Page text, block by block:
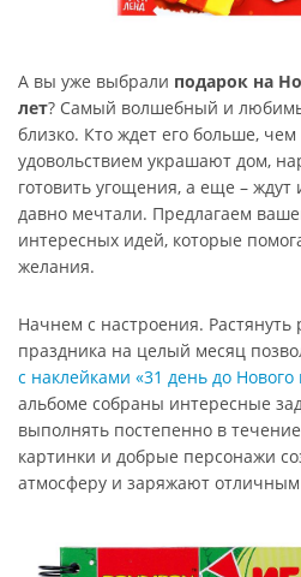
А вы уже выбрали подарок на
лет? Самый волшебный и
близко. Кто ждет его больше,
удовольствием украшают дом,
готовить угощения, а еще – ждут
давно мечтали. Предлагаем
интересных идей, которые
желания.
Начнем с настроения. Растянуть
праздника на целый месяц
с наклейками «31 день до Нового
альбоме собраны интересные
выполнять постепенно в
картинки и добрые персонажи
атмосферу и заряжают